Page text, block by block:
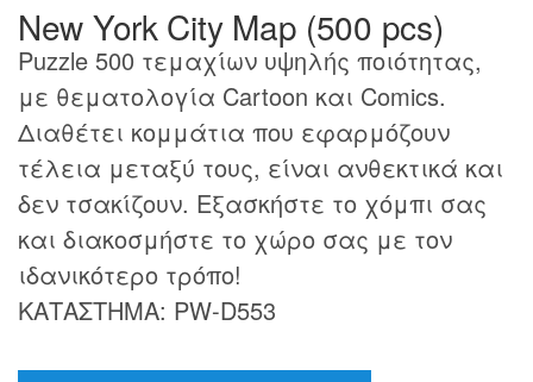
New York City Map (500 pcs)
Puzzle 500 τεμαχίων υψηλής ποιότητας,
με θεματολογία Cartoon και Comics.
Διαθέτει κομμάτια που εφαρμόζουν
τέλεια μεταξύ τους, είναι ανθεκτικά και
δεν τσακίζουν. Εξασκήστε το χόμπι σας
και διακοσμήστε το χώρο σας με τον
ιδανικότερο τρόπο!
ΚΑΤΑΣΤΗΜΑ: PW-D553